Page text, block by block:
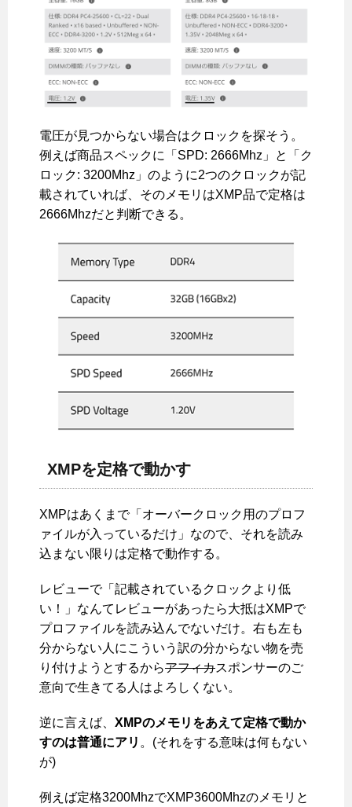
電圧が見つからない場合はクロックを探そう。
例えば商品スペックに「SPD: 2666Mhz」と「ク
ロック: 3200Mhz」のように2つのクロックが記
載されていれば、そのメモリはXMP品で定格は
2666Mhzだと判断できる。
XMPを定格で動かす
XMPはあくまで「オーバークロック用のプロフ
ァイルが入っているだけ」なので、それを読み
込まない限りは定格で動作する。
レビューで「記載されているクロックより低
い！」なんてレビューがあったら大抵はXMPで
プロファイルを読み込んでないだけ。右も左も
分からない人にこういう訳の分からない物を売
り付けようとするからアフィカスポンサーのご
意向で生きてる人はよろしくない。
逆に言えば、 XMPのメモリをあえて定格で動か
すのは普通にアリ 。(それをする意味は何もない
が)
例えば定格3200MhzでXMP3600Mhzのメモリと